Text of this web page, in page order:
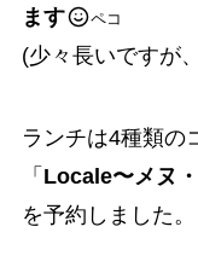
ます
ペコ
(少々長いですが
ランチは4種類の
「 Locale〜メヌ
を予約しました。